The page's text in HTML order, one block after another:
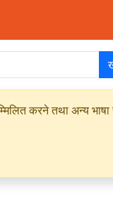
करने तथा अन्य